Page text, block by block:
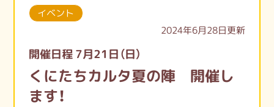
イベント
2024年6月28日更新
開催日程 7月21日（日）
くにたちカルタ夏の陣 開催し
ます！